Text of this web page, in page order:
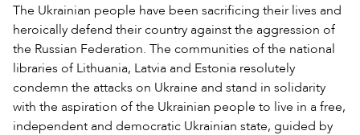
The Ukrainian people have been sacrificing their lives and
heroically defend their country against the aggression of
the Russian Federation. The communities of the national
libraries of Lithuania, Latvia and Estonia resolutely
condemn the attacks on Ukraine and stand in solidarity
with the aspiration of the Ukrainian people to live in a free,
independent and democratic Ukrainian state, guided by